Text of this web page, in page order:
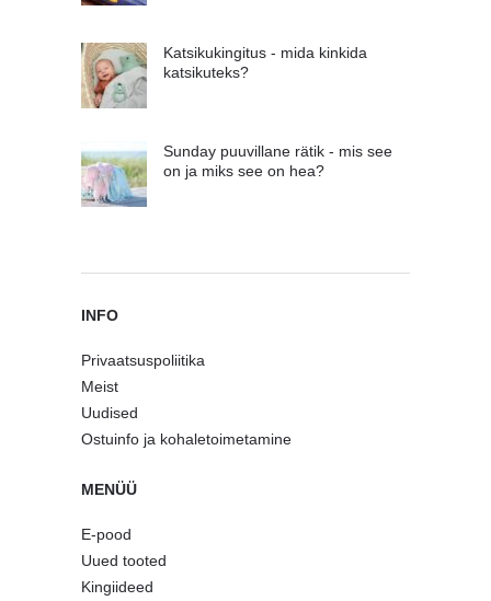
Katsikukingitus - mida kinkida
katsikuteks?
Sunday puuvillane rätik - mis see
on ja miks see on hea?
INFO
Privaatsuspoliitika
Meist
Uudised
Ostuinfo ja kohaletoimetamine
MENÜÜ
E-pood
Uued tooted
Kingiideed